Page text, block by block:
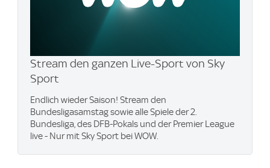
Stream den ganzen Live-Sport von Sky
Sport
Endlich wieder Saison! Stream den
Bundesligasamstag sowie alle Spiele der 2.
Bundesliga, des DFB-Pokals und der Premier League
live - Nur mit Sky Sport bei WOW.